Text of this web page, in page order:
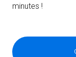
minutes !